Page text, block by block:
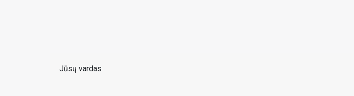
Jūsų vardas